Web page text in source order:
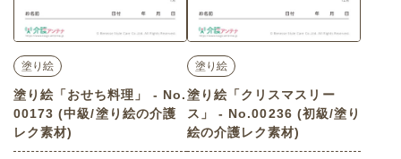
塗り絵
塗り絵「おせち料理」 - No.
00173 (中級/塗り絵の介護
レク素材)
塗り絵
塗り絵「クリスマスリー
ス」 - No.00236 (初級/塗り
絵の介護レク素材)